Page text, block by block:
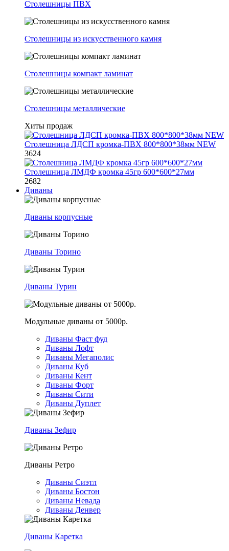
Столешницы ПВХ
Столешницы из искусственного камня
Столешницы компакт ламинат
Столешницы металлические
Хиты продаж
Столешница ЛДСП кромка-ПВХ 800*800*38мм NEW
3624
Столешница ЛМДФ кромка 45гр 600*600*27мм
2682
Диваны
Диваны корпусные
Диваны Торино
Диваны Турин
Модульные диваны от 5000р.
Диваны Фаст фуд
Диваны Лофт
Диваны Мегаполис
Диваны Куб
Диваны Кент
Диваны Форт
Диваны Сити
Диваны Дуплет
Диваны Зефир
Диваны Ретро
Диваны Сиэтл
Диваны Бостон
Диваны Невада
Диваны Денвер
Диваны Каретка